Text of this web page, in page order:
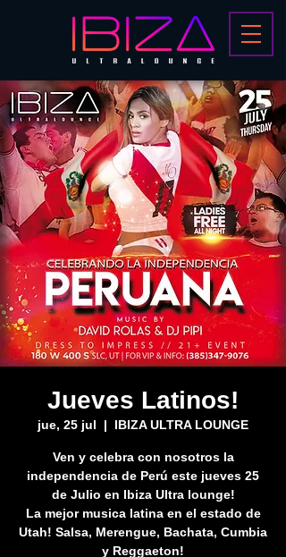
Jueves Latinos!
jue, 25 jul
  |
IBIZA ULTRA LOUNGE
Ven y celebra con nosotros la
independencia de Perú este jueves 25
de Julio en Ibiza Ultra lounge!
La mejor musica latina en el estado de
Utah! Salsa, Merengue, Bachata, Cumbia
y Reggaeton!